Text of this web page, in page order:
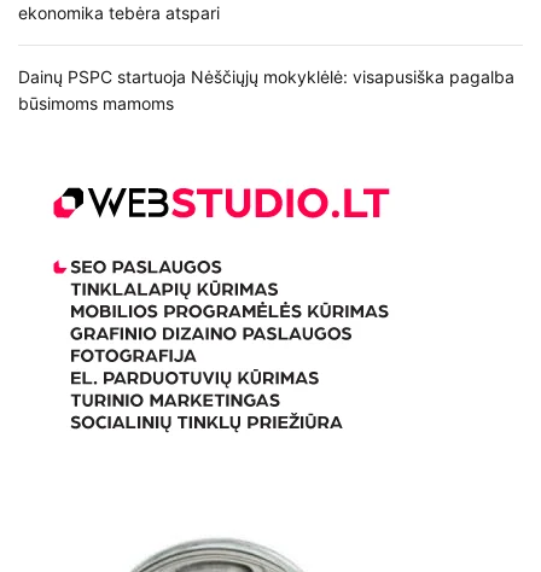
ekonomika tebėra atspari
Dainų PSPC startuoja Nėščiųjų mokyklėlė: visapusiška pagalba
būsimoms mamoms